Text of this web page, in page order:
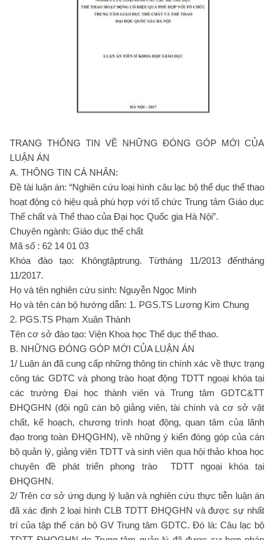
TRANG THÔNG TIN VỀ NHỮNG ĐÓNG GÓP MỚI CỦA
LUẬN ÁN
A. THÔNG TIN CÁ NHÂN:
Đề tài luận án: “Nghiên cứu loại hình câu lạc bộ thể dục thể thao
hoạt động có hiệu quả phù hợp với tổ chức Trung tâm Giáo dục
Thể chất và Thể thao của Đại học Quốc gia Hà Nội”.
Chuyên ngành: Giáo dục thể chất
Mã số : 62 14 01 03
Khóa đào tạo: Khôngtậptrung. Từtháng 11/2013 đếntháng
11/2017.
Họ và tên nghiên cứu sinh: Nguyễn Ngọc Minh
Họ và tên cán bộ hướng dẫn: 1. PGS.TS Lương Kim Chung
2. PGS.TS Phạm Xuân Thành
Tên cơ sở đào tạo: Viện Khoa học Thể dục thể thao.
B. NHỮNG ĐÓNG GÓP MỚI CỦA LUẬN ÁN
1/ Luận án đã cung cấp những thông tin chính xác về thực trạng
công tác GDTC và phong trào hoạt động TDTT ngoại khóa tại
các trường Đại học thành viên và Trung tâm GDTC&TT
ĐHQGHN (đội ngũ cán bộ giảng viên, tài chính và cơ sở vật
chất, kế hoạch, chương trình hoạt động, quan tâm của lãnh
đạo trong toàn ĐHQGHN), về những ý kiến đóng góp của cán
bộ quản lý, giảng viên TDTT và sinh viên qua hội thảo khoa học
chuyên đề phát triển phong trào TDTT ngoại khóa tại
ĐHQGHN.
2/ Trên cơ sở ứng dụng lý luận và nghiên cứu thực tiễn luận án
đã xác định 2 loại hình CLB TDTT ĐHQGHN và được sự nhất
trí của tập thể cán bộ GV Trung tâm GDTC. Đó là: Câu lạc bộ